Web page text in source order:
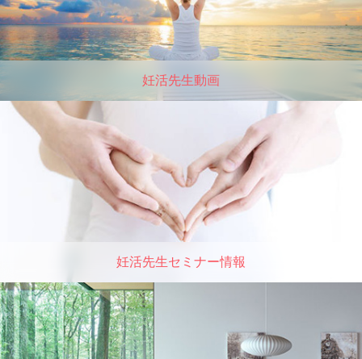
妊活先生動画
妊活先生セミナー情報